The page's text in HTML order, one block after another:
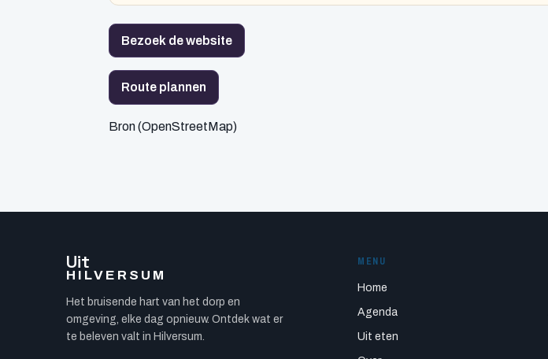
Bezoek de website
Route plannen
Bron (OpenStreetMap)
Uit
HILVERSUM
Het bruisende hart van het dorp en
omgeving, elke dag opnieuw. Ontdek wat er
te beleven valt in Hilversum.
MENU
Home
Agenda
Uit eten